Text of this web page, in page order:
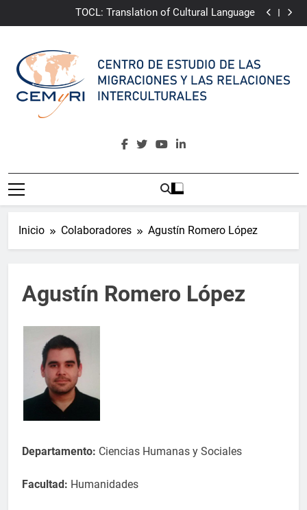
al
TOCL: Translation of Cultural Language
CAMINA:Community Awakening for Multicultural
TOCL: Translation of Cultural Language
CAMINA: Community Awakening for Multicultural
Integrative Narrative of Almería
ePRI4ALL
Centro De Estudio De Las Migraciones Y Las Relaciones
Inicio Colaboradores Agustín Romero López
Agustín Romero López
Departamento: Ciencias Humanas y Sociales
Facultad: Humanidades